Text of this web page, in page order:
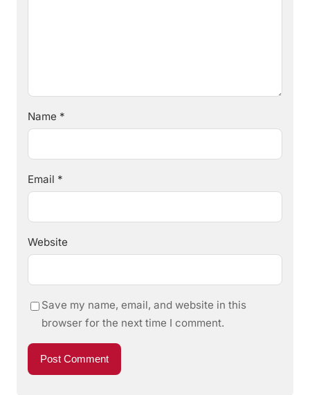
Name *
Email *
Website
Save my name, email, and website in this
browser for the next time I comment.